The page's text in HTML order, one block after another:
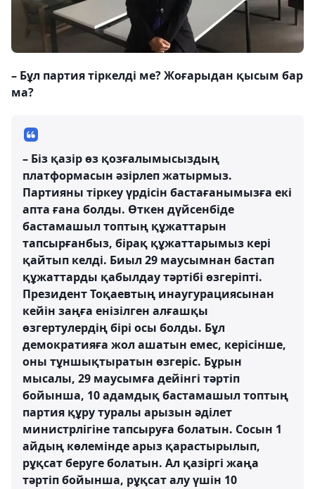
– Бұл партия тіркелді ме? Жоғарыдан қысым бар
ма?
– Біз қазір өз қозғалымысыздың
платформасын әзірлеп жатырмыз.
Партияны тіркеу үрдісін бастағанымызға екі
апта ғана болды. Өткен дүйсенбіде
бастамашыл топтың құжаттарын
тапсырғанбыз, бірақ құжаттарымыз кері
қайтып келді. Биыл 29 маусымнан бастап
құжаттарды қабылдау тәртібі өзгеріпті.
Президент Тоқаевтың инаугурациясынан
кейін заңға енізілген алғашқы
өзгертулердің бірі осы болды. Бұл
демократияға жол ашатын емес, керісінше,
оны тұншықтыратын өзгеріс. Бұрын
мысалы, 29 маусымға дейінгі тәртіп
бойынша, 10 адамдық бастамашыл топтың
партия құру туралы арызын әділет
министрлігіне тапсыруға болатын. Сосын 1
айдың көлемінде арыз қарастырылып,
рұқсат беруге болатын. Ал қазіргі жаңа
тәртіп бойынша, рұқсат алу үшін 10